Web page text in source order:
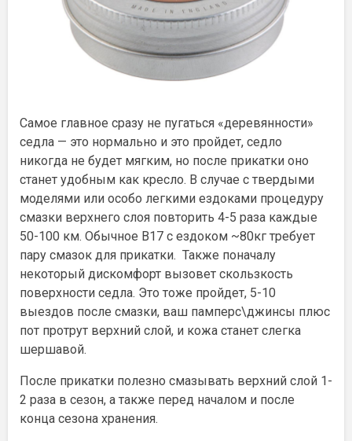
Самое главное сразу не пугаться «деревянности»
седла — это нормально и это пройдет, седло
никогда не будет мягким, но после прикатки оно
станет удобным как кресло. В случае с твердыми
моделями или особо легкими ездоками процедуру
смазки верхнего слоя повторить 4-5 раза каждые
50-100 км. Обычное B17 с ездоком ~80кг требует
пару смазок для прикатки. Также поначалу
некоторый дискомфорт вызовет скользкость
поверхности седла. Это тоже пройдет, 5-10
выездов после смазки, ваш памперс\джинсы плюс
пот протрут верхний слой, и кожа станет слегка
шершавой.
После прикатки полезно смазывать верхний слой 1-
2 раза в сезон, а также перед началом и после
конца сезона хранения.